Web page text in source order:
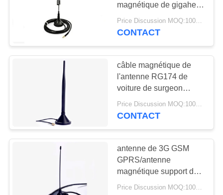
antenne basse
magnétique
antenne de 3G 4G
69
magnétique de gigahertz
d'antenne magnétique
de 4000V 3G GSM 3
CONTACT
câble magnétique de
l'antenne RG174 de
voiture de surgeon
antenne/3G de 2700V
GSM GPRS
Price Discussion MOQ:100PCS
CONTACT
antenne de 3G GSM
GPRS/antenne
magnétique support de
surgeon avec le ressort
Price Discussion MOQ:100PCS